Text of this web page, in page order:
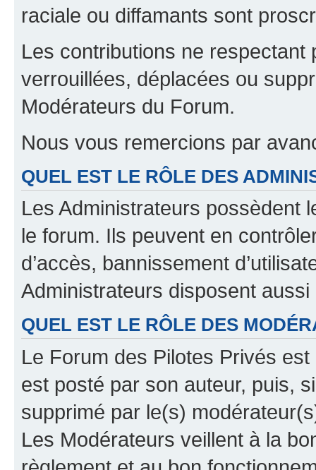
raciale ou diffamants sont
Les contributions ne
verrouillées, déplacées ou
Modérateurs du Forum.
Nous vous remercions par
QUEL EST LE RÔLE DES
Les Administrateurs possèdent
le forum. Ils peuvent en
d’accès, bannissement
Administrateurs disposent
QUEL EST LE RÔLE DES
Le Forum des Pilotes Privés
est posté par son auteur, puis,
supprimé par le(s)
Les Modérateurs veillent à la